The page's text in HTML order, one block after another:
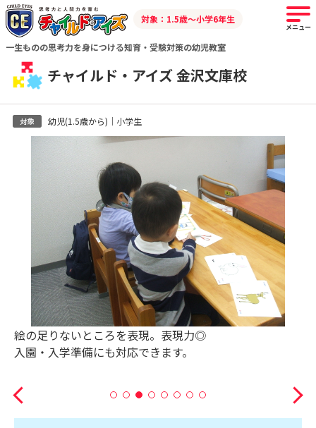
一生ものの思考力を身につける知育・受験対策の幼児教室
対象：1.5歳～小学6年生
メニュー
チャイルド・アイズ 金沢文庫校
幼児(1.5歳から)｜小学生
受験クラスでは絵画もあります。